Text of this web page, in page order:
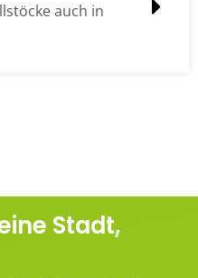
auch in
Stadt,